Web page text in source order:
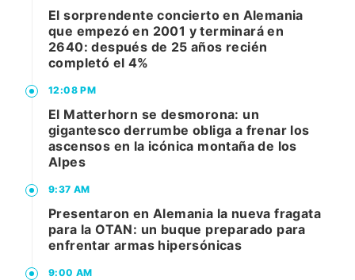
El sorprendente concierto en Alemania
que empezó en 2001 y terminará en
2640: después de 25 años recién
completó el 4%
12:08 PM
El Matterhorn se desmorona: un
gigantesco derrumbe obliga a frenar los
ascensos en la icónica montaña de los
Alpes
9:37 AM
Presentaron en Alemania la nueva fragata
para la OTAN: un buque preparado para
enfrentar armas hipersónicas
9:00 AM